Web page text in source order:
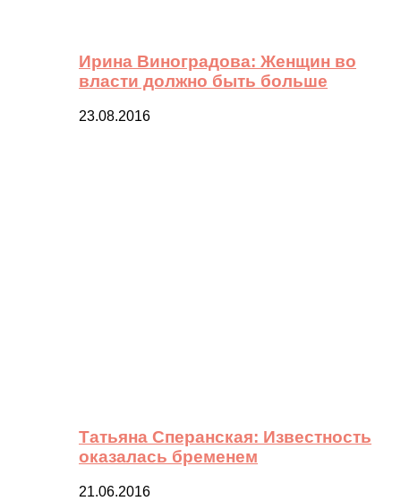
Ирина Виноградова: Женщин во
власти должно быть больше
23.08.2016
Татьяна Сперанская: Известность
оказалась бременем
21.06.2016